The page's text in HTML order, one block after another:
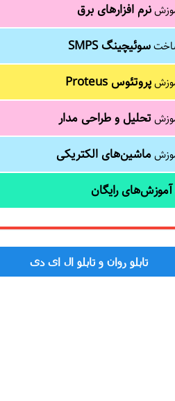
نرم افزارهای برق
سوئیچینگ SMPS
پروتئوس Proteus
تحلیل و طراحی مدار
ماشین‌های الکتریکی
آموزش‌های رایگان
تابلو روان و تابلو ال ای دی